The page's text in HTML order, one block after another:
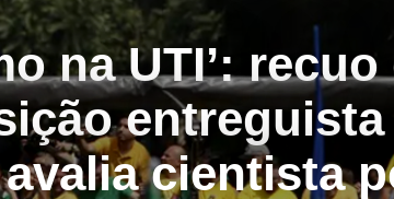
na UTI’:
cientista